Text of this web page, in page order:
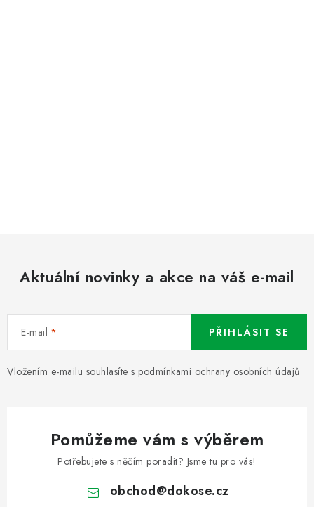
Aktuální novinky a akce na váš e-mail
E-mail
Vložením e-mailu souhlasíte s podmínkami ochrany osobních údajů
PŘIHLÁSIT SE
Pomůžeme vám s výběrem
Potřebujete s něčím poradit? Jsme tu pro vás!
obchod@dokose.cz